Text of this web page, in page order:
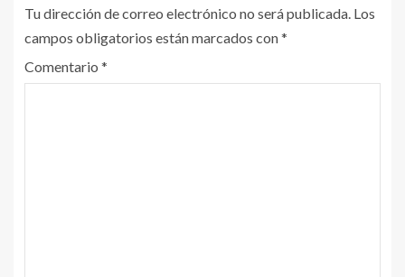
Tu dirección de correo electrónico no será publicada. Los
campos obligatorios están marcados con*
Comentario *